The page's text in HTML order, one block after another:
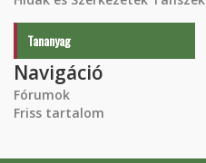
Tananyag
Navigáció
Fórumok
Friss tartalom